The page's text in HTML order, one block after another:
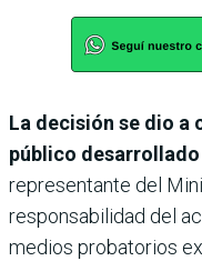
La decisión se dio a
público
representante del
responsabilidad del
medios probatorios